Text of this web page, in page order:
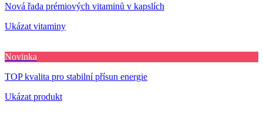
Nová řada prémiových vitaminů v kapslích
Ukázat vitaminy
Novinka
TOP kvalita pro stabilní přísun energie
Ukázat produkt